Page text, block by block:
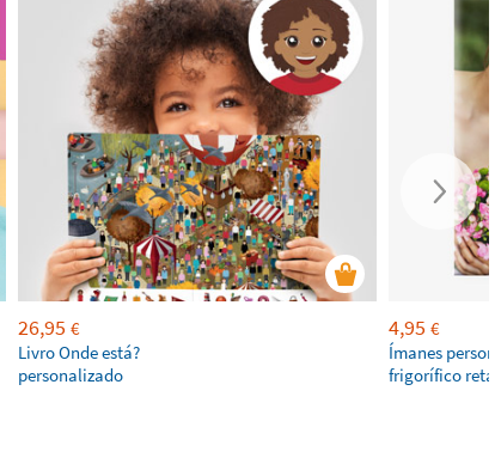
26,95 €
Livro Onde está?
personalizado
4,95 €
Ímanes
frigorífico